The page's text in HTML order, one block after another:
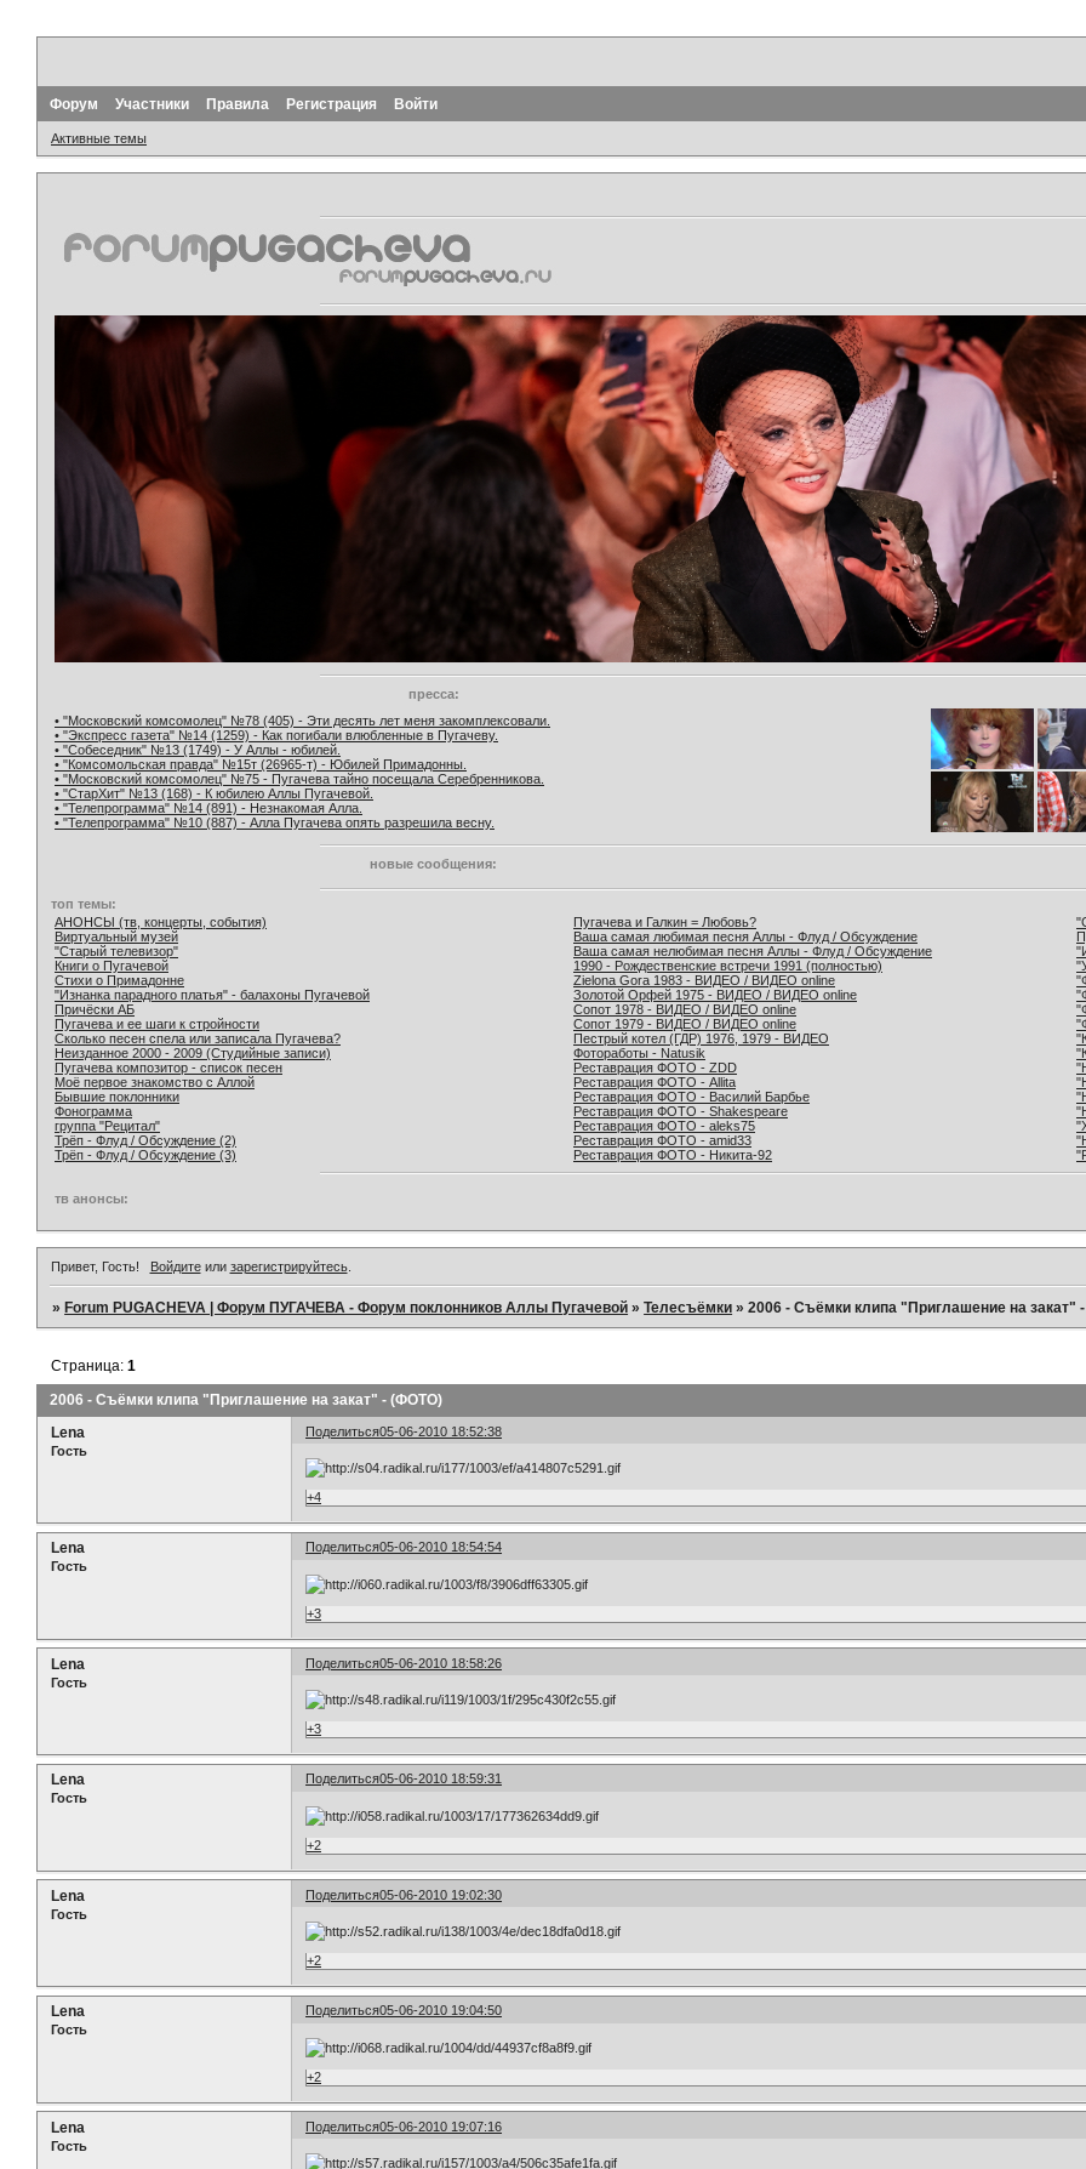
Форум Участники Правила Регистрация Войти
Активные темы
пресса:
• "Московский комсомолец" №78 (405) - Эти десять лет меня закомплексовали.
• "Экспресс газета" №14 (1259) - Как погибали влюбленные в Пугачеву.
• "Собеседник" №13 (1749) - У Аллы - юбилей.
• "Комсомольская правда" №15т (26965-т) - Юбилей Примадонны.
• "Московский комсомолец" №75 - Пугачева тайно посещала Серебренникова.
• "СтарХит" №13 (168) - К юбилею Аллы Пугачевой.
• "Телепрограмма" №14 (891) - Незнакомая Алла.
• "Телепрограмма" №10 (887) - Алла Пугачева опять разрешила весну.
новые сообщения:
топ темы:
АНОНСЫ (тв, концерты, события)
Виртуальный музей
"Старый телевизор"
Книги о Пугачевой
Стихи о Примадонне
"Изнанка парадного платья" - балахоны Пугачевой
Причёски АБ
Пугачева и ее шаги к стройности
Сколько песен спела или записала Пугачева?
Неизданное 2000 - 2009 (Студийные записи)
Пугачева композитор - список песен
Моё первое знакомство с Аллой
Бывшие поклонники
Фонограмма
группа "Рецитал"
Трёп - Флуд / Обсуждение (2)
Трёп - Флуд / Обсуждение (3)
Пугачева и Галкин = Любовь?
Ваша самая любимая песня Аллы - Флуд / Обсуждение
Ваша самая нелюбимая песня Аллы - Флуд / Обсуждение
1990 - Рождественские встречи 1991 (полностью)
Zielona Gora 1983 - ВИДЕО / ВИДЕО online
Золотой Орфей 1975 - ВИДЕО / ВИДЕО online
Сопот 1978 - ВИДЕО / ВИДЕО online
Сопот 1979 - ВИДЕО / ВИДЕО online
Пестрый котел (ГДР) 1976, 1979 - ВИДЕО
Фотоработы - Natusik
Реставрация ФОТО - ZDD
Реставрация ФОТО - Allita
Реставрация ФОТО - Василий Барбье
Реставрация ФОТО - Shakespeare
Реставрация ФОТО - aleks75
Реставрация ФОТО - amid33
Реставрация ФОТО - Никита-92
тв анонсы:
Привет, Гость! Войдитеили зарегистрируйтесь.
»Forum PUGACHEVA | Форум ПУГАЧЕВА - Форум поклонников Аллы Пугачевой »Телесъёмки »2006 - Съёмки клипа "Приглашение на закат"
2006 - Съёмки клипа "Приглашение на закат" - (ФОТО)
Страница:1
Поделиться05-06-2010 18:52:38
Lena
Гость
+4
Поделиться05-06-2010 18:54:54
Lena
Гость
+3
Поделиться05-06-2010 18:58:26
Lena
Гость
+3
Поделиться05-06-2010 18:59:31
Lena
Гость
+2
Поделиться05-06-2010 19:02:30
Lena
Гость
+2
Поделиться05-06-2010 19:04:50
Lena
Гость
+2
Поделиться05-06-2010 19:07:16
Lena
Гость